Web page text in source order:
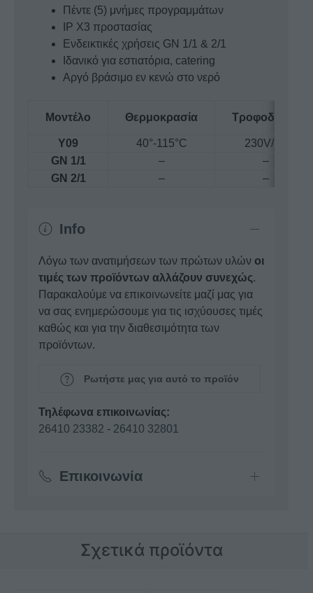
Πέντε (5) μνήμες προγραμμάτων
IP X3 προστασίας
Ενδεικτικές χρήσεις GN 1/1 & 2/1
Ιδανικό για εστιατόρια, catering
Αργό βράσιμο εν κενώ στο νερό
Μοντέλο Θερμοκρασία Τροφοδοσία
Y09 40°-115°C
230V/50
GN 1/1
–
–
GN 2/1
– –
Info
Λόγω των ανατιμήσεων των πρώτων υλών οι
τιμές των προϊόντων αλλάζουν συνεχώς.
Παρακαλούμε να επικοινωνείτε μαζί μας για
να σας ενημερώσουμε για τις ισχύουσες τιμές
καθώς και για την διαθεσιμότητα των
προϊόντων.
Ρωτήστε μας για αυτό το προϊόν
Τηλέφωνα επικοινωνίας:
26410 23382 - 26410 32801
Επικοινωνία
Σχετικά προϊόντα